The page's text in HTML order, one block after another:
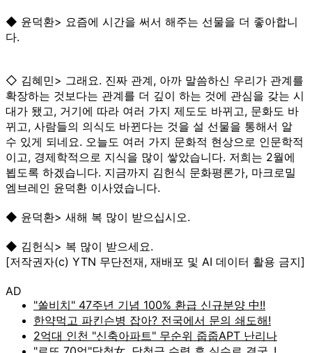
◆ 윤덕환> 요즘에 시간을 써서 해주는 선물을 더 좋아합니
다.
◇ 김혜민> 그래요. 진짜 관계, 아까 말씀하신 우리가 관계를
확장하는 것보다는 관계를 더 깊이 하는 것에 관심을 갖는 시
대가 됐고, 거기에 따라 여러 가지 제도도 바뀌고, 문화도 바
뀌고, 사람들의 의식도 바뀐다는 것을 설 선물을 통해서 알
수 있게 되네요. 오늘도 여러 가지 문화적 현상으로 인문학적
이고, 경제학적으로 지식을 많이 쌓았습니다. 저희는 2월에
뵙도록 하겠습니다. 지금까지 김헌식 문화평론가, 마크로밀
엠브레인 윤덕환 이사였습니다.
◆ 윤덕환> 새해 복 많이 받으십시오.
◆ 김헌식> 복 많이 받으세요.
[저작권자(c) YTN 무단전재, 재배포 및 AI 데이터 활용 금지]
AD